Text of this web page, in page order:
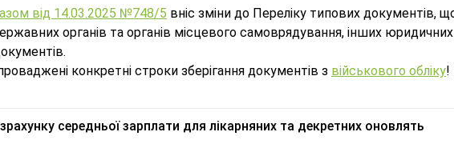
від 14.03.2025 №748/5 вніс зміни до Переліку типових документів,
органів та органів місцевого самоврядування, інших юридичних
конкретні строки зберігання документів з військового обліку!
середньої зарплати для лікарняних та декретних оновлять